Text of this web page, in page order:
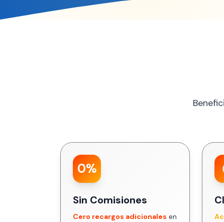
0%
Sin Comisiones
Cero recargos adicionales en